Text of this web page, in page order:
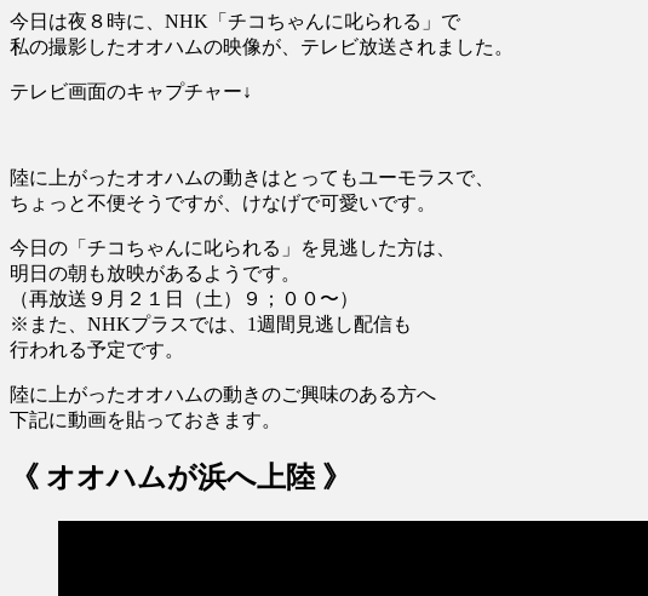
今日は夜８時に、NHK「チコちゃんに叱られる」で
私の撮影したオオハムの映像が、テレビ放送されました。
テレビ画面のキャプチャー↓
陸に上がったオオハムの動きはとってもユーモラスで、
ちょっと不便そうですが、けなげで可愛いです。
今日の「チコちゃんに叱られる」を見逃した方は、
明日の朝も放映があるようです。
（再放送９月２１日（土）９；００〜）
※また、NHKプラスでは、1週間見逃し配信も
行われる予定です。
陸に上がったオオハムの動きのご興味のある方へ
下記に動画を貼っておきます。
《 オオハムが浜へ上陸 》